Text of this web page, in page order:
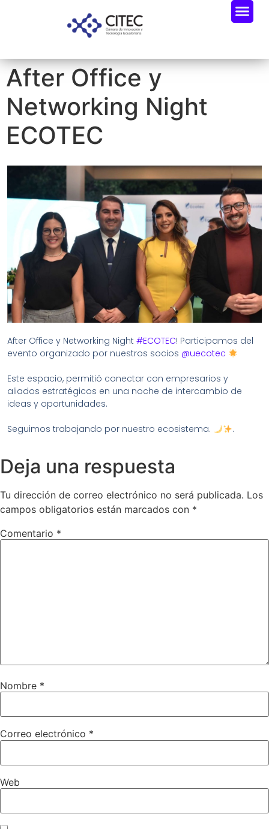
After Office y
Networking Night
ECOTEC
After Office y Networking Night #ECOTEC! Participamos del
evento organizado por nuestros socios @uecotec
Este espacio, permitió conectar con empresarios y
aliados estratégicos en una noche de intercambio de
ideas y oportunidades.
Seguimos trabajando por nuestro ecosistema. .
Deja una respuesta
Tu dirección de correo electrónico no será publicada. Los
campos obligatorios están marcados con *
Comentario *
Nombre *
Correo electrónico *
Web